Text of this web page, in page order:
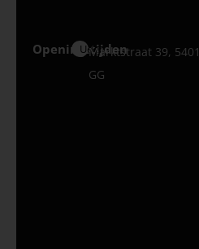
Openingstijden
Uden
Marktstraat 39, 5401
GG